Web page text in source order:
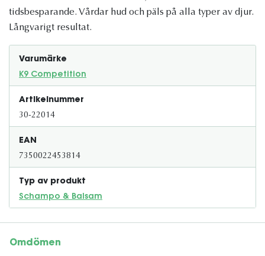
tidsbesparande. Vårdar hud och päls på alla typer av djur.
Långvarigt resultat.
Varumärke
K9 Competition
Artikelnummer
30-22014
EAN
7350022453814
Typ av produkt
Schampo & Balsam
Omdömen